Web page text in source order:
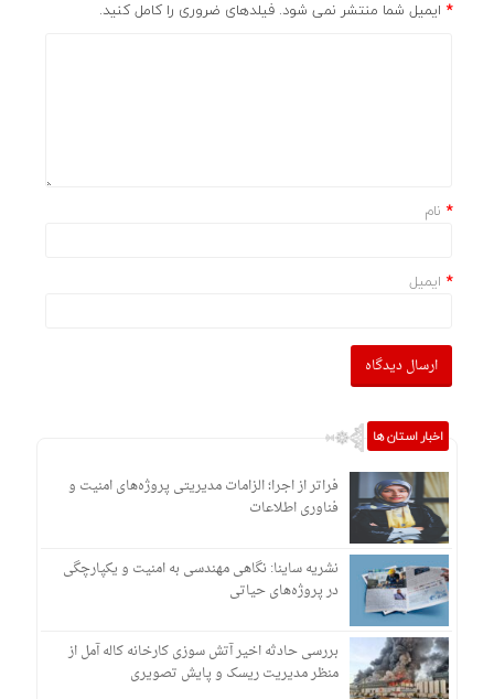
ایمیل شما منتشر نمی شود. فیلدهای ضروری را کامل کنید. *
نام *
ایمیل *
اخبار استان ها
فراتر از اجرا؛ الزامات مدیریتی پروژه‌های امنیت و
فناوری اطلاعات
نشریه ساینا: نگاهی مهندسی به امنیت و یکپارچگی
در پروژه‌های حیاتی
بررسی حادثه اخیر آتش سوزی کارخانه کاله آمل از
منظر مدیریت ریسک و پایش تصویری